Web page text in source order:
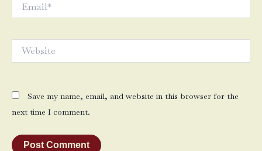
Save my name, email, and website in this browser for the
next time I comment.